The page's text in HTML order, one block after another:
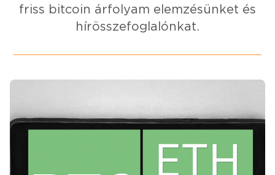
friss bitcoin árfolyam elemzésünket és
hírösszefoglalónkat.